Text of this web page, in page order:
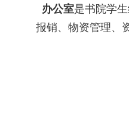
办公室是书院学
报销、物资管理、